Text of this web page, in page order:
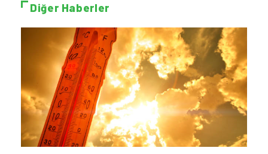
Diğer Haberler